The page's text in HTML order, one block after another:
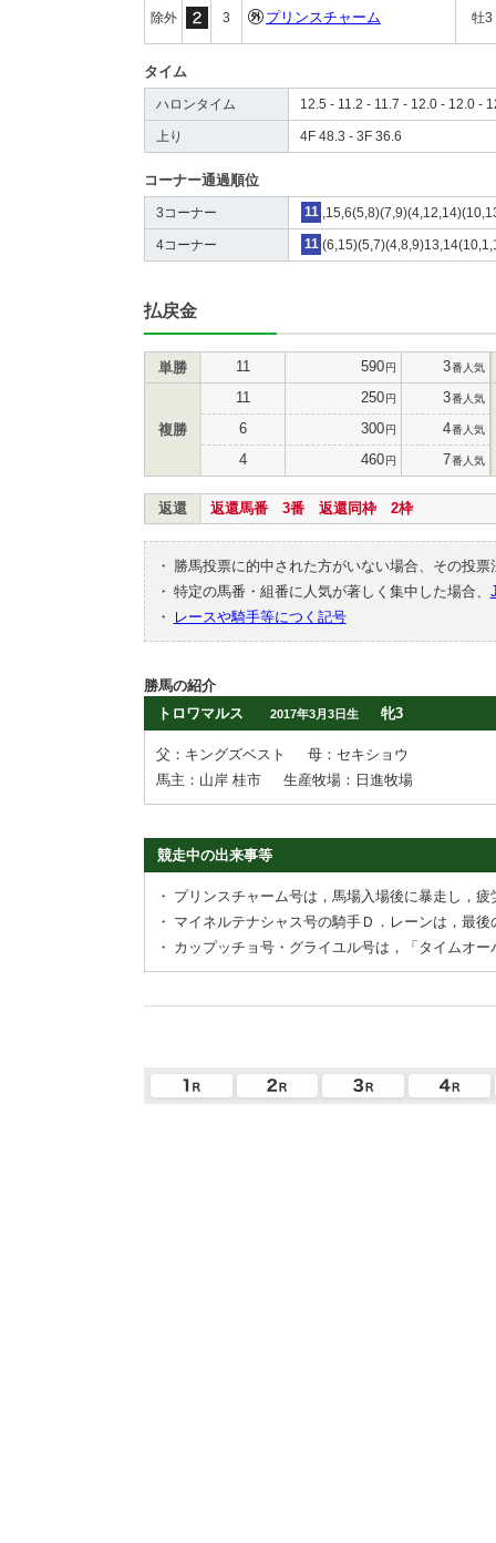
除外 3 プリンスチャーム 牡3
タイム
ハロンタイム 12.5 - 11.2 - 11.7 - 12.0 - 12.0 -
上り 4F 48.3 - 3F 36.6
コーナー通過順位
3コーナー 11
4コーナー 11
払戻金
単勝 11 590円 3番人気
複勝
11 250円 3番人気
6 300円 4番人気
4 460円 7番人気
返還 返還馬番 3番 返還同枠 2枠
・
勝馬投票に的中された方がいない場合、その投
・ 特定の馬番・組番に人気が著しく集中した場合、
・
レースや騎手等につく記号
勝馬の紹介
トロワマルス
2017年3月3日生 牝3
父：キングズベスト
母：セキショウ
馬主：山岸 桂市
生産牧場：日進牧場
競走中の出来事等
・ プリンスチャーム号は，馬場入場後に暴走し，
・ マイネルテナシャス号の騎手Ｄ．レーンは，最
・ カップッチョ号・グライユル号は，「タイムオ